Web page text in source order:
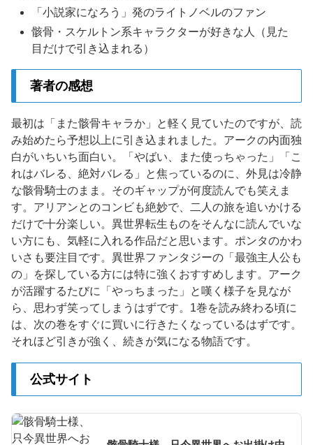
「小説家になろう」発のライトノベルのファン
骸骨・スケルトン系キャラクターが好きな人（見た
目だけで引き込まれる）
著者の感想
最初は「また骸骨キャラか」と軽く見ていたのですが、読
み始めたら予想以上に引き込まれました。アークの内面独
白がいちいち面白い。「やばい、また使っちゃった」「こ
れはバレる、絶対バレる」と焦っているのに、外見は冷静
な骸骨騎士のまま。そのギャップが何度読んでも笑えま
す。アリアンとのコンビも絶妙で、二人の旅を追いかける
だけで十分楽しい。異世界転生ものをそんなに読んでいな
い方にも、気軽に入れる作品だと思います。ポンタのかわ
いさも要注目です。異世界ファンタジーの「最強主人公も
の」を探している方には特に強くおすすめします。アーク
が活躍するたびに「やっちまった」と嘆く様子を見なが
ら、思わず笑ってしまうはずです。1巻を読み終わる頃に
は、次の巻をすぐに買いに行きたくなっているはずです。
それほど引きが強く、続きが気になる物語です。
公式サイト